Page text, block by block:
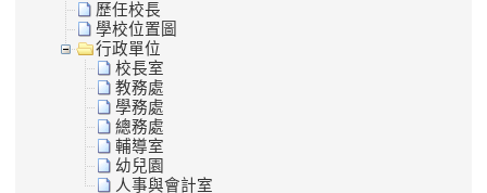
歷任校長
學校位置圖
行政單位
校長室
教務處
學務處
總務處
輔導室
幼兒園
人事與會計室